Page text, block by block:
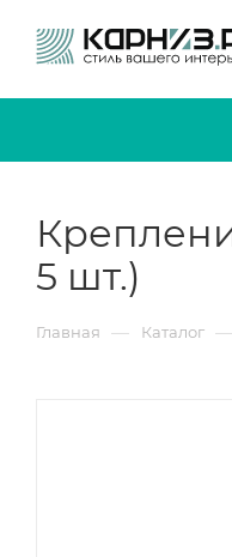
5 шт.)
Главная — Каталог —